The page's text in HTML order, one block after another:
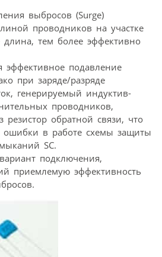
выбросов (Surge)
проводников на участке
тем более эффективно
эффективное подавление
при заряде/разряде
генерируемый индуктив-
проводников,
резистор обратной связи, что
ошибки в работе схемы защиты
SC.
подключения,
приемлемую эффективность